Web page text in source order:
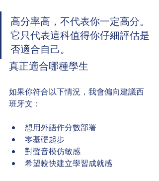
高分率高，不代表你一定高分。
它只代表這科值得你仔細評估是
否適合自己。
真正適合哪種學生
如果你符合以下情況，我會偏向建議西
班牙文：
想用外語作分數部署
零基礎起步
對聲音模仿敏感
希望較快建立學習成就感